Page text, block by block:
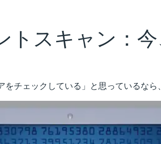
スキャン：今
チェックしている」と思っているなら